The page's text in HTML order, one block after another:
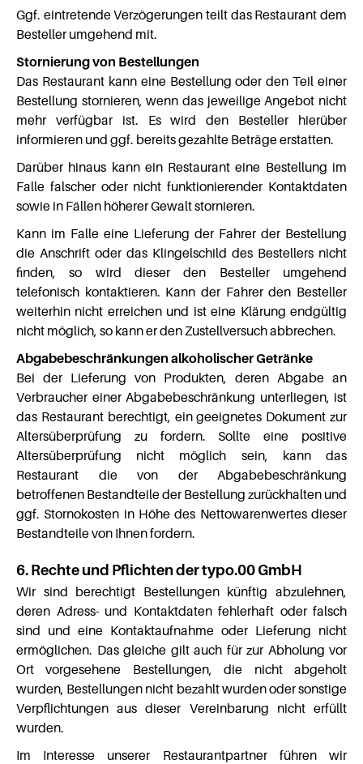
Ggf. eintretende Verzögerungen teilt das Restaurant dem
Besteller umgehend mit.
Stornierung von Bestellungen
Das Restaurant kann eine Bestellung oder den Teil einer
Bestellung stornieren, wenn das jeweilige Angebot nicht
mehr verfügbar ist. Es wird den Besteller hierüber
informieren und ggf. bereits gezahlte Beträge erstatten.
Darüber hinaus kann ein Restaurant eine Bestellung im
Falle falscher oder nicht funktionierender Kontaktdaten
sowie in Fällen höherer Gewalt stornieren.
Kann im Falle eine Lieferung der Fahrer der Bestellung
die Anschrift oder das Klingelschild des Bestellers nicht
finden, so wird dieser den Besteller umgehend
telefonisch kontaktieren. Kann der Fahrer den Besteller
weiterhin nicht erreichen und ist eine Klärung endgültig
nicht möglich, so kann er den Zustellversuch abbrechen.
Abgabebeschränkungen alkoholischer Getränke
Bei der Lieferung von Produkten, deren Abgabe an
Verbraucher einer Abgabebeschränkung unterliegen, ist
das Restaurant berechtigt, ein geeignetes Dokument zur
Altersüberprüfung zu fordern. Sollte eine positive
Altersüberprüfung nicht möglich sein, kann das
Restaurant die von der Abgabebeschränkung
betroffenen Bestandteile der Bestellung zurückhalten und
ggf. Stornokosten in Höhe des Nettowarenwertes dieser
Bestandteile von Ihnen fordern.
6. Rechte und Pflichten der typo.00 GmbH
Wir sind berechtigt Bestellungen künftig abzulehnen,
deren Adress- und Kontaktdaten fehlerhaft oder falsch
sind und eine Kontaktaufnahme oder Lieferung nicht
ermöglichen. Das gleiche gilt auch für zur Abholung vor
Ort vorgesehene Bestellungen, die nicht abgeholt
wurden, Bestellungen nicht bezahlt wurden oder sonstige
Verpflichtungen aus dieser Vereinbarung nicht erfüllt
wurden.
Im Interesse unserer Restaurantpartner führen wir